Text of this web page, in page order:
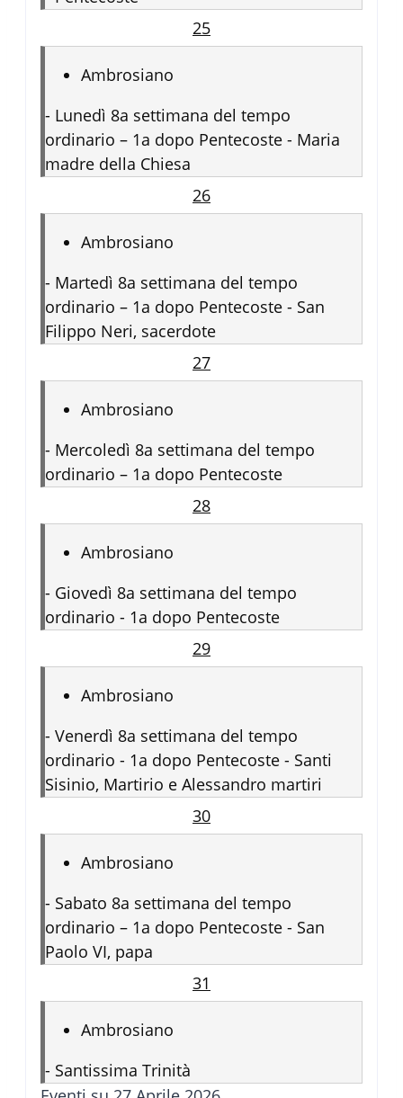
25
Ambrosiano
- Lunedì 8a settimana del tempo
ordinario – 1a dopo Pentecoste - Maria
madre della Chiesa
26
Ambrosiano
- Martedì 8a settimana del tempo
ordinario – 1a dopo Pentecoste - San
Filippo Neri, sacerdote
27
Ambrosiano
- Mercoledì 8a settimana del tempo
ordinario – 1a dopo Pentecoste
28
Ambrosiano
- Giovedì 8a settimana del tempo
ordinario - 1a dopo Pentecoste
29
Ambrosiano
- Venerdì 8a settimana del tempo
ordinario - 1a dopo Pentecoste - Santi
Sisinio, Martirio e Alessandro martiri
30
Ambrosiano
- Sabato 8a settimana del tempo
ordinario – 1a dopo Pentecoste - San
Paolo VI, papa
31
Ambrosiano
- Santissima Trinità